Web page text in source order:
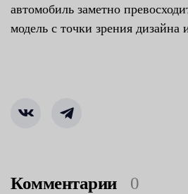
автомобиль заметно
модель с точки зрения дизайна
Комментарии 0